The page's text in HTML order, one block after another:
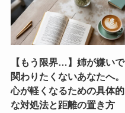
【もう限界…】姉が嫌いで
関わりたくないあなたへ。
心が軽くなるための具体的
な対処法と距離の置き方